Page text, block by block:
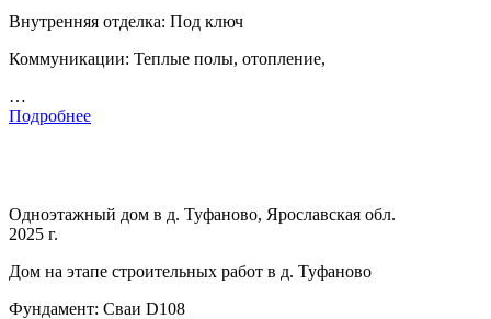
Внутренняя отделка: Под ключ
Коммуникации: Теплые полы, отопление,
…
Подробнее
Одноэтажный дом в д. Туфаново, Ярославская обл.
2025 г.
Дом на этапе строительных работ в д. Туфаново
Фундамент: Сваи D108